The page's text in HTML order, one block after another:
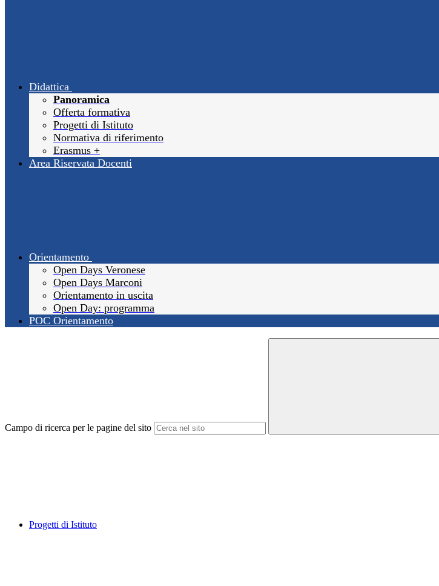
Didattica
Panoramica
Offerta formativa
Progetti di Istituto
Normativa di riferimento
Erasmus +
Area Riservata Docenti
Orientamento
Open Days Veronese
Open Days Marconi
Orientamento in uscita
Open Day: programma
POC Orientamento
Campo di ricerca per le pagine del sito
Progetti di Istituto